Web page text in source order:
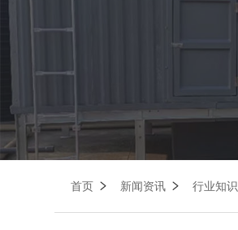
首页 新闻资讯 行业知识